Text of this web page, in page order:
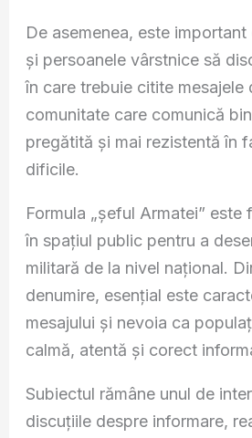
De asemenea, este
și persoanele vârstnice să
în care trebuie citite mesajele
comunitate care comunică
pregătită și mai rezistentă în
dificile.
Formula „șeful Armatei”
în spațiul public pentru a
militară de la nivel național.
denumire, esențial este
mesajului și nevoia ca
calmă, atentă și corect
Subiectul rămâne unul de
discuțiile despre informare,